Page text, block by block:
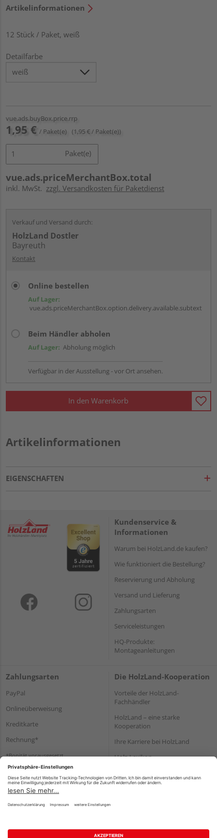
Artikelinformationen
12 Stück / Paket, weiß
Detailfarbe
vue.ads.buyBox.price.rrp
1,95 € / Paket(e) (1,95 € / Paket(e))
Paket(e)
vue.ads.priceMerchantBox.total
inkl. MwSt. zzgl. Versandkosten für Paketdienst
Verkauf und Versand durch:
HolzLand Dostler
Bayreuth
Kontakt
Online bestellen
Auf Lager:
vue.ads.priceMerchantBox.option.delivery.available.subtext
Beim Händler abholen
Auf Lager: Abholung möglich
Verfügbar in der Ausstellung - vor Ort ansehen.
In den Warenkorb
Artikelinformationen
EIGENSCHAFTEN
Kundenservice &
Informationen
Warum bei HolzLand.de kaufen?
Wie funktioniert die Bestellung?
Reservierung und Abholung
Versand und Lieferung
Zahlungsarten
Serviceleistungen
HQ-Produkte:
Montageanleitungen
Zahlungsarten
PayPal
Onlineüberweisung
Kreditkarte
Rechnung*
*Bonität vorausgesetzt
Die HolzLand-Kooperation
Vorteile der HolzLand-
Fachhändler
HolzLand – eine starke
Kooperation
Ihre Karriere bei HolzLand
Holz-Lexikon
Impressum Datenschutz Nutzungsbedingungen